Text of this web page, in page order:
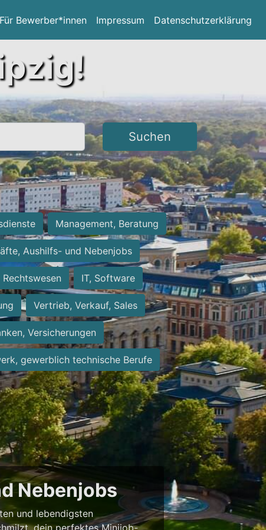
Für Bewerber*innen Impressum Datenschutzerklärung
Suchen
Management, Beratung
Aushilfs- und Nebenjobs
Rechtswesen IT, Software
Vertrieb, Verkauf, Sales
Versicherungen
gewerblich technische Berufe
Nebenjobs
und lebendigsten